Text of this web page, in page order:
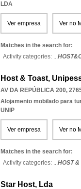
LDA
Ver empresa Ver no
Matches in the search for:
Activity categories: ...
Host & Toast,
AV DA REPÚBLICA 200,
Alojamento mobilado para
UNIP
Ver empresa Ver no
Matches in the search for:
Activity categories: ...HOST &
Star Host, Lda